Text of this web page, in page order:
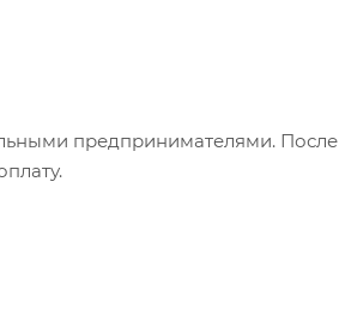
предпринимателями. После